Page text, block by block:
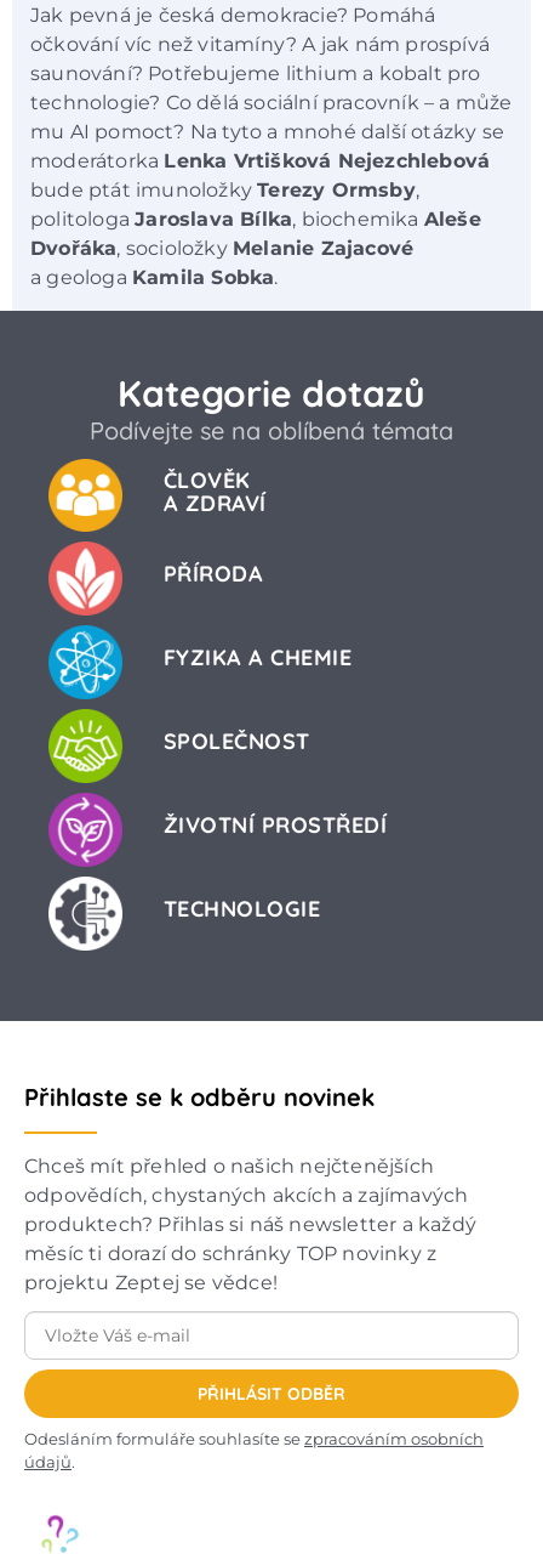
Jak pevná je česká demokracie? Pomáhá
očkování víc než vitamíny? A jak nám prospívá
saunování? Potřebujeme lithium a kobalt pro
technologie? Co dělá sociální pracovník – a může
mu AI pomoct? Na tyto a mnohé další otázky se
moderátorka Lenka Vrtišková Nejezchlebová
bude ptát imunoložkyTerezy Ormsby,
politologaJaroslava Bílka, biochemika Aleše
Dvořáka, socioložky Melanie Zajacové
a geologa Kamila Sobka.
Kategorie dotazů
Podívejte se na oblíbená témata
ČLOVĚK
A ZDRAVÍ
PŘÍRODA
FYZIKA A CHEMIE
SPOLEČNOST
ŽIVOTNÍ PROSTŘEDÍ
TECHNOLOGIE
Přihlaste se k odběru novinek
Chceš mít přehled o našich nejčtenějších
odpovědích, chystaných akcích a zajímavých
produktech? Přihlas si náš newsletter a každý
měsíc ti dorazí do schránky TOP novinky z
projektu Zeptej se vědce!
PŘIHLÁSIT ODBĚR
Odesláním formuláře souhlasíte sezpracováním osobních
údajů.